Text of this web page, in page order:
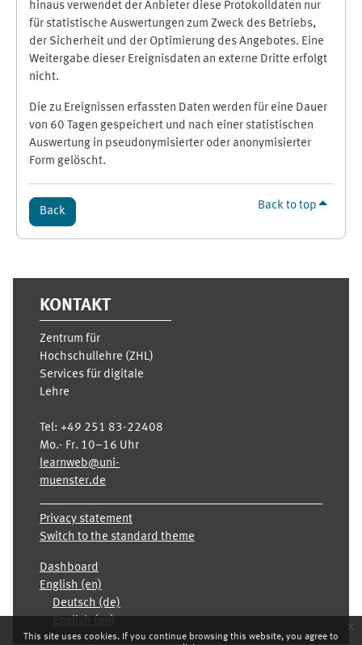
This site uses cookies. If you continue browsing this website, you agree to
x
hinaus verwendet der Anbieter diese Protokolldaten nur
für statistische Auswertungen zum Zweck des Betriebs,
der Sicherheit und der Optimierung des Angebotes. Eine
Weitergabe dieser Ereignisdaten an externe Dritte erfolgt
nicht.
Die zu Ereignissen erfassten Daten werden für eine Dauer
von 60 Tagen gespeichert und nach einer statistischen
Auswertung in pseudonymisierter oder anonymisierter
Form gelöscht.
Back Back to top
KONTAKT
Zentrum für
Hochschullehre (ZHL)
Services für digitale
Lehre
Tel: +49 251 83-22408
Mo.- Fr. 10–16 Uhr
learnweb@uni-
muenster.de
Privacy statement
Switch to the standard theme
Dashboard
English ‎(en)‎
Deutsch ‎(de)‎